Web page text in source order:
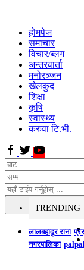
होमपेज
समाचार
विचार/ब्लग
अन्तरवार्ता
मनोरञ्जन
खेलकुद
शिक्षा
कृषि
स्वास्थ्य
करुवा टि.भी.
TRENDING
लालबहादुर राना
नगरपालिका